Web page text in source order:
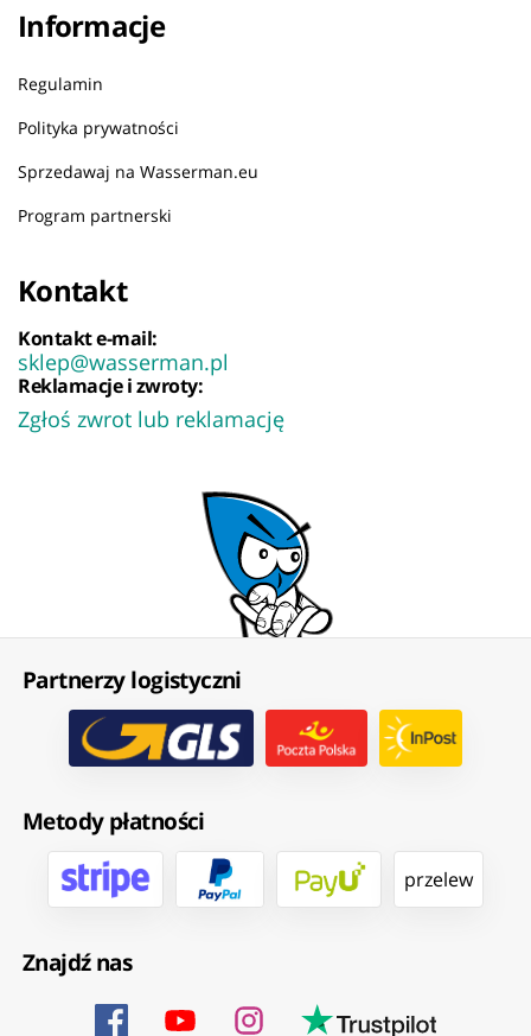
Informacje
Regulamin
Polityka prywatności
Sprzedawaj na Wasserman.eu
Program partnerski
Kontakt
Kontakt e-mail:
sklep@wasserman.pl
Reklamacje i zwroty:
Zgłoś zwrot lub reklamację
Partnerzy logistyczni
Metody płatności
przelew
Znajdź nas